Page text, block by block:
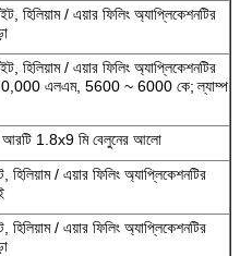
/ এয়ার ফিলিং অ্যাপ্লিকেশনটির
/ এয়ার ফিলিং অ্যাপ্লিকেশনটির
এলএম, 5600 ~ 6000 কে; ল্যাম্প
আরটি 1.8x9 মি বেলুনের আলো
/ এয়ার ফিলিং অ্যাপ্লিকেশনটির
/ এয়ার ফিলিং অ্যাপ্লিকেশনটির